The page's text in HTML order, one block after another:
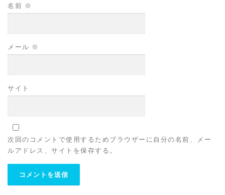
名前 ※
メール ※
サイト
次回のコメントで使用するためブラウザーに自分の名前、メー
ルアドレス、サイトを保存する。